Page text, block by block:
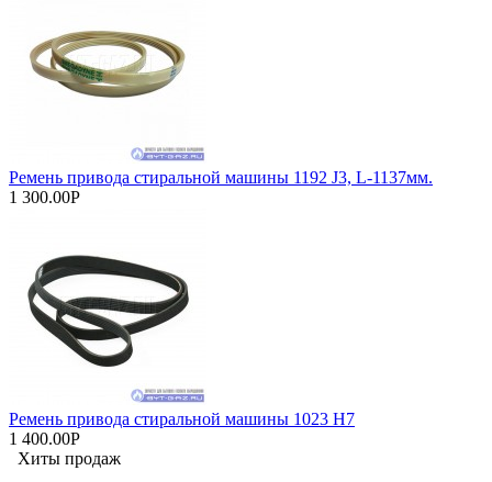
Ремень привода стиральной машины 1192 J3, L-1137мм.
1 300.00Р
Ремень привода стиральной машины 1023 H7
1 400.00Р
Хиты продаж